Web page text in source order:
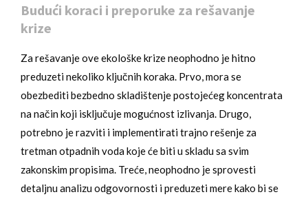
Budući koraci i preporuke za rešavanje
krize
Za rešavanje ove ekološke krize neophodno je hitno
preduzeti nekoliko ključnih koraka. Prvo, mora se
obezbediti bezbedno skladištenje postojećeg koncentrata
na način koji isključuje mogućnost izlivanja. Drugo,
potrebno je razviti i implementirati trajno rešenje za
tretman otpadnih voda koje će biti u skladu sa svim
zakonskim propisima. Treće, neophodno je sprovesti
detaljnu analizu odgovornosti i preduzeti mere kako bi se